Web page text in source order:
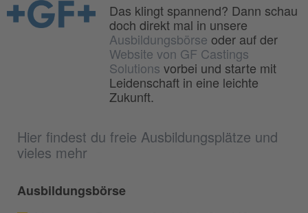
Hier findest du freie Ausbildungsplätze und
vieles mehr
Ausbildungsbörse
Das klingt spannend? Dann schau
doch direkt mal in unsere
Ausbildungsbörse oder auf der
Website von GF Castings
Solutions vorbei und starte mit
Leidenschaft in eine leichte
Zukunft.